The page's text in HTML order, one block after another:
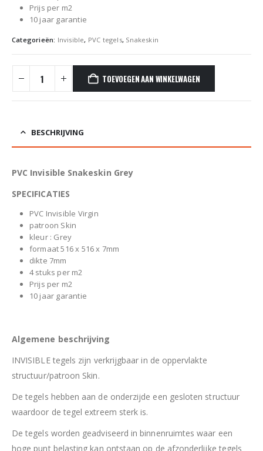
Prijs per m2
10 jaar garantie
Categorieën: Invisible, PVC tegels, Snakeskin
TOEVOEGEN AAN WINKELWAGEN
BESCHRIJVING
PVC Invisible Snakeskin Grey
SPECIFICATIES
PVC Invisible Virgin
patroon Skin
kleur : Grey
formaat 516 x 516 x 7mm
dikte 7mm
4 stuks per m2
Prijs per m2
10 jaar garantie
Algemene beschrijving
INVISIBLE tegels zijn verkrijgbaar in de oppervlakte
structuur/patroon Skin.
De tegels hebben aan de onderzijde een gesloten structuur
waardoor de tegel extreem sterk is.
De tegels worden geadviseerd in binnenruimtes waar een
hoge punt belasting kan ontstaan op de afzonderlijke tegels